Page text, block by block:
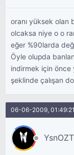
oranı yüksek olan
olcaksa niye o o
eğer %90larda
Öyle olupda
indirmek için önce
şeklinde çalışan
06-06-2009, 01:49:21
YsnOZT